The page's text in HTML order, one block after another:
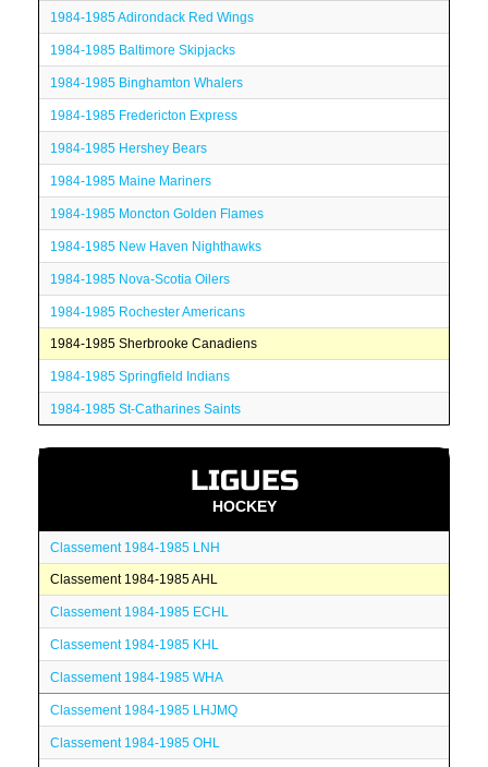
1984-1985 Adirondack Red Wings
1984-1985 Baltimore Skipjacks
1984-1985 Binghamton Whalers
1984-1985 Fredericton Express
1984-1985 Hershey Bears
1984-1985 Maine Mariners
1984-1985 Moncton Golden Flames
1984-1985 New Haven Nighthawks
1984-1985 Nova-Scotia Oilers
1984-1985 Rochester Americans
1984-1985 Sherbrooke Canadiens
1984-1985 Springfield Indians
1984-1985 St-Catharines Saints
LIGUES
HOCKEY
Classement 1984-1985 LNH
Classement 1984-1985 AHL
Classement 1984-1985 ECHL
Classement 1984-1985 KHL
Classement 1984-1985 WHA
Classement 1984-1985 LHJMQ
Classement 1984-1985 OHL